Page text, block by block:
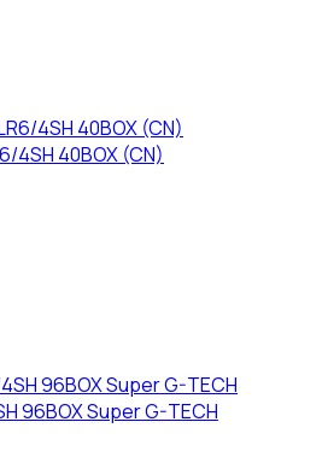
4SH 40BOX (CN)
96BOX Super G-TECH